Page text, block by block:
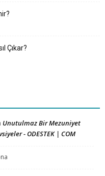
Çıkar?
Unutulmaz Bir Mezuniyet
- ODESTEK | COM